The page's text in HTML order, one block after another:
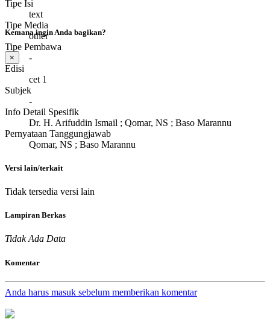
Tipe Isi
text
Tipe Media
other
Tipe Pembawa
-
Edisi
cet 1
Subjek
-
Info Detail Spesifik
Dr. H. Arifuddin Ismail ; Qomar, NS ; Baso Marannu
Pernyataan Tanggungjawab
Qomar, NS ; Baso Marannu
Versi lain/terkait
Tidak tersedia versi lain
Lampiran Berkas
Tidak Ada Data
Komentar
Anda harus masuk sebelum memberikan komentar
Kemana ingin Anda bagikan?
×